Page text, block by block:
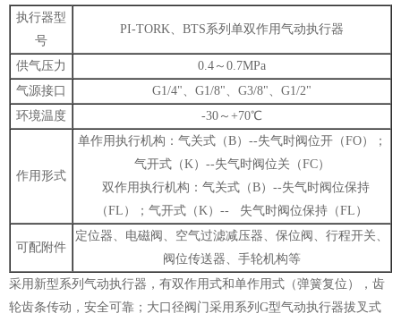
执行器型
号
PI-TORK、BTS系列单双作用气动执行器
供气压力
0.4～0.7MPa
气源接口
G1/4"、G1/8"、G3/8"、G1/2"
环境温度
-30～+70℃
作用形式
单作用执行机构：气关式（B）--失气时阀位开（FO）；
气开式（K）--失气时阀位关（FC）
双作用执行机构：气关式（B）--失气时阀位保持
（FL）；气开式（K）-- 失气时阀位保持（FL）
可配附件
定位器、电磁阀、空气过滤减压器、保位阀、行程开关、
阀位传送器、手轮机构等
采用新型系列气动执行器，有双作用式和单作用式（弹簧复位），齿
轮齿条传动，安全可靠；大口径阀门采用系列G型气动执行器拔叉式